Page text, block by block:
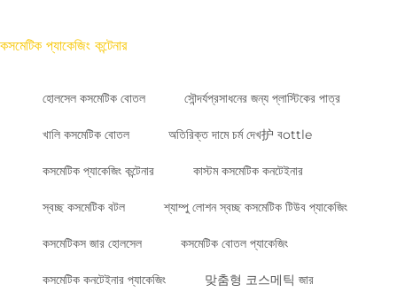
কসমেটিক প্যাকেজিং কন্টেনার
হোলসেল কসমেটিক বোতল সৌন্দর্যপ্রসাধনের জন্য প্লাস্টিকের পাত্র
খালি কসমেটিক বোতল অতিরিক্ত দামে চর্ম দেখ护 বottle
কসমেটিক প্যাকেজিং কন্টেনার কাস্টম কসমেটিক কনটেইনার
স্বচ্ছ কসমেটিক বটল শ্যাম্পু লোশন স্বচ্ছ কসমেটিক টিউব প্যাকেজিং
কসমেটিকস জার হোলসেল কসমেটিক বোতল প্যাকেজিং
কসমেটিক কনটেইনার প্যাকেজিং 맞춤형 코스메틱 জার